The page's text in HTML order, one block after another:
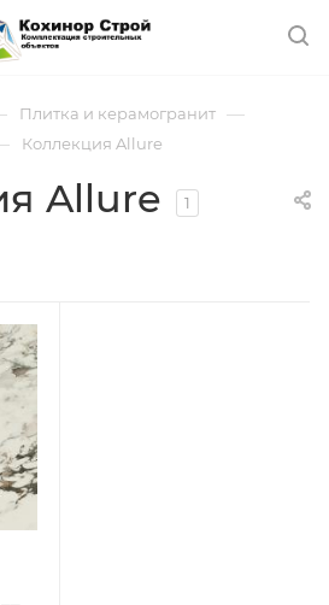
Плитка и керамогранит —
Коллекция Allure
Allure 1